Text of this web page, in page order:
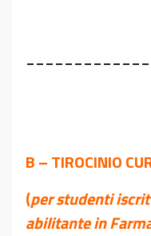
B – TIROCINIO
(per studenti
abilitante in